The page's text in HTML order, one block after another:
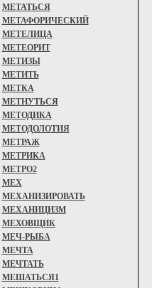
МЕТАТЬСЯ
МЕТАФОРИЧЕСКИЙ
МЕТЕЛИЦА
МЕТЕОРИТ
МЕТИЗЫ
МЕТИТЬ
МЕТКА
МЕТНУТЬСЯ
МЕТОДИКА
МЕТОДОЛОТИЯ
МЕТРАЖ
МЕТРИКА
МЕТРО2
МЕХ
МЕХАНИЗИРОВАТЬ
МЕХАНИЦИЗМ
МЕХОВЩИК
МЕЧ-РЫБА
МЕЧТА
МЕЧТАТЬ
МЕШАТЬСЯ1